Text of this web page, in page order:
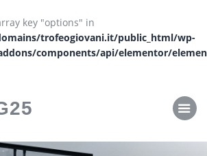
key "options" in
trofeogiovani.it/public_html/wp-
components/api/elementor/elemen